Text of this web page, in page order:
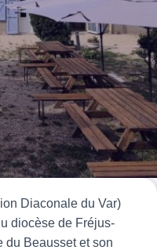
Diaconale du Var)
diocèse de Fréjus-
Beausset et son